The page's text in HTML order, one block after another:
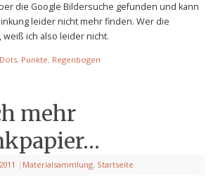
die Google Bildersuche gefunden und kann
leider nicht mehr finden. Wer die
weiß ich also leider nicht.
, Punkte, Regenbogen
mehr
| Materialsammlung, Startseite